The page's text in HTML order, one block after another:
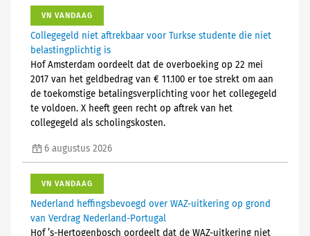
VN VANDAAG
Collegegeld niet aftrekbaar voor Turkse studente die niet
belastingplichtig is
Hof Amsterdam oordeelt dat de overboeking op 22 mei
2017 van het geldbedrag van € 11.100 er toe strekt om aan
de toekomstige betalingsverplichting voor het collegegeld
te voldoen. X heeft geen recht op aftrek van het
collegegeld als scholingskosten.
6 augustus 2026
VN VANDAAG
Nederland heffingsbevoegd over WAZ-uitkering op grond
van Verdrag Nederland-Portugal
Hof ’s-Hertogenbosch oordeelt dat de WAZ-uitkering niet